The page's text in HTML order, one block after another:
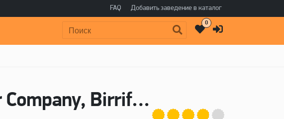
FAQ Добавить заведение в каталог
Поиск: 0
Пиво Ready Made 2 - Moor Beer Company, Birrificio del Ducato, Dada